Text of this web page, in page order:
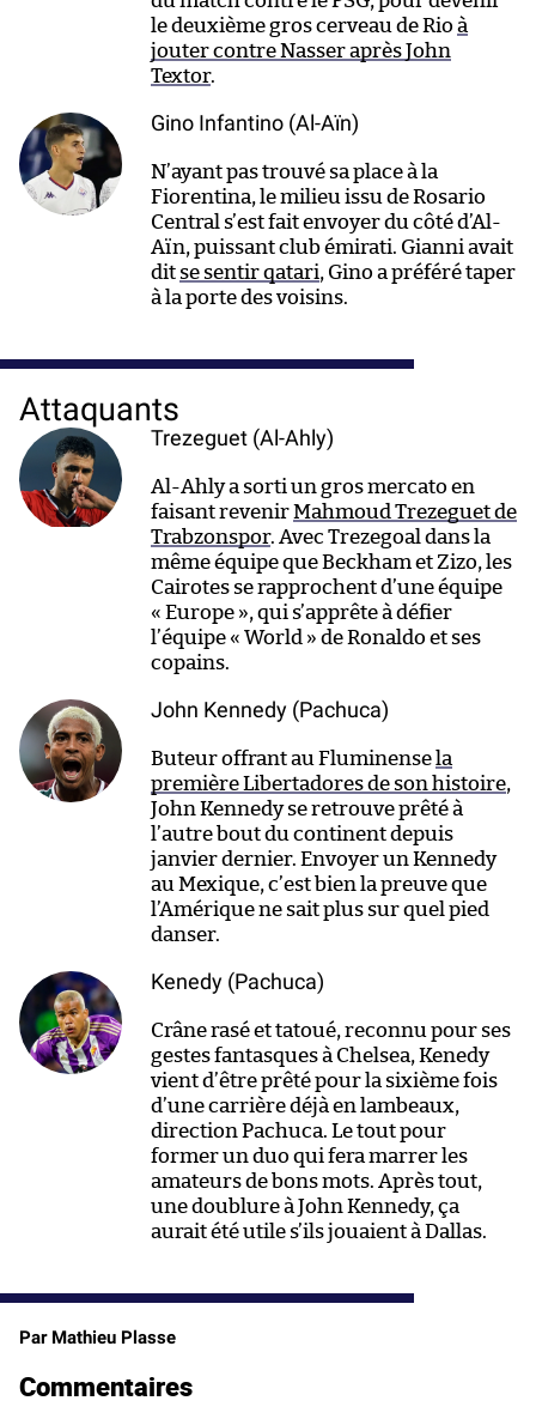
le deuxième gros cerveau de Rio à
jouter contre Nasser après John
Textor.
Gino Infantino (Al-Aïn)
N’ayant pas trouvé sa place à la
Fiorentina, le milieu issu de Rosario
Central s’est fait envoyer du côté d’Al-
Aïn, puissant club émirati. Gianni avait
dit se sentir qatari, Gino a préféré taper
à la porte des voisins.
Attaquants
Trezeguet (Al-Ahly)
Al-Ahly a sorti un gros mercato en
faisant revenirMahmoud Trezeguet de
Trabzonspor. Avec Trezegoal dans la
même équipe que Beckham et Zizo, les
Cairotes se rapprochent d’une équipe
« Europe », qui s’apprête à défier
l’équipe « World » de Ronaldo et ses
copains.
John Kennedy (Pachuca)
Buteur offrant au Fluminense la
première Libertadores de son histoire,
John Kennedy se retrouve prêté à
l’autre bout du continent depuis
janvier dernier. Envoyer un Kennedy
au Mexique, c’est bien la preuve que
l’Amérique ne sait plus sur quel pied
danser.
Kenedy (Pachuca)
Crâne rasé et tatoué, reconnu pour ses
gestes fantasques à Chelsea, Kenedy
vient d’être prêté pour la sixième fois
d’une carrière déjà en lambeaux,
direction Pachuca. Le tout pour
former un duo qui fera marrer les
amateurs de bons mots. Après tout,
une doublure à John Kennedy, ça
aurait été utile s’ils jouaient à Dallas.
Par Mathieu Plasse
Commentaires